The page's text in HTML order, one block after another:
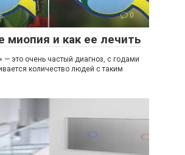
0
миопия и как ее лечить
— это очень частый диагноз, с годами
количество людей с таким